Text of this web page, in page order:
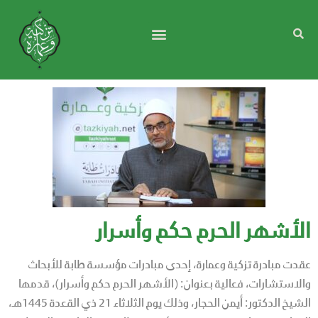
الأشهر الحرم حكم وأسرار
عقدت مبادرة تزكية وعمارة، إحدى مبادرات مؤسسة طابة للأبحاث
والاستشارات، فعالية بعنوان: (الأشهر الحرم حكم وأسرار)، قدمها
الشيخ الدكتور: أيمن الحجار، وذلك يوم الثلاثاء 21 ذي القعدة 1445هـ،